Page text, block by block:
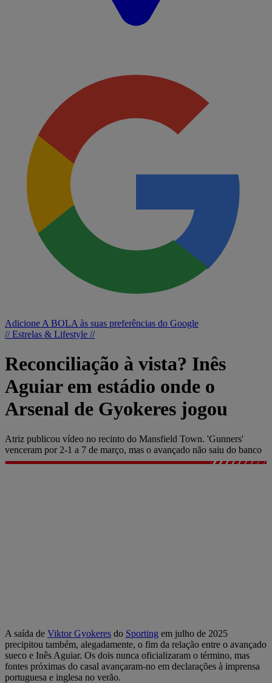
Adicione A BOLA às suas preferências do Google
// Estrelas & Lifestyle //
Reconciliação à vista? Inês
Aguiar em estádio onde o
Arsenal de Gyokeres jogou
Atriz publicou vídeo no recinto do Mansfield Town. 'Gunners'
venceram por 2-1 a 7 de março, mas o avançado não saiu do banco
A saída de Viktor Gyokeres do Sporting em julho de 2025
precipitou também, alegadamente, o fim da relação entre o avançado
sueco e Inês Aguiar. Os dois nunca oficializaram o término, mas
fontes próximas do casal avançaram-no em declarações à imprensa
portuguesa e inglesa no verão.